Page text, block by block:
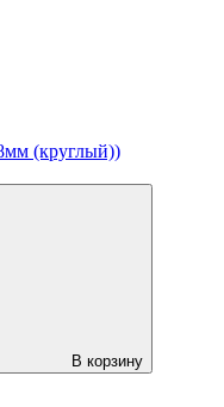
(круглый))
В корзину